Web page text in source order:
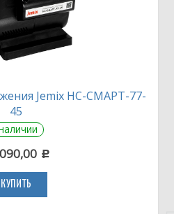
Jemix НС-СМАРТ-77-
45
c
КУПИТЬ